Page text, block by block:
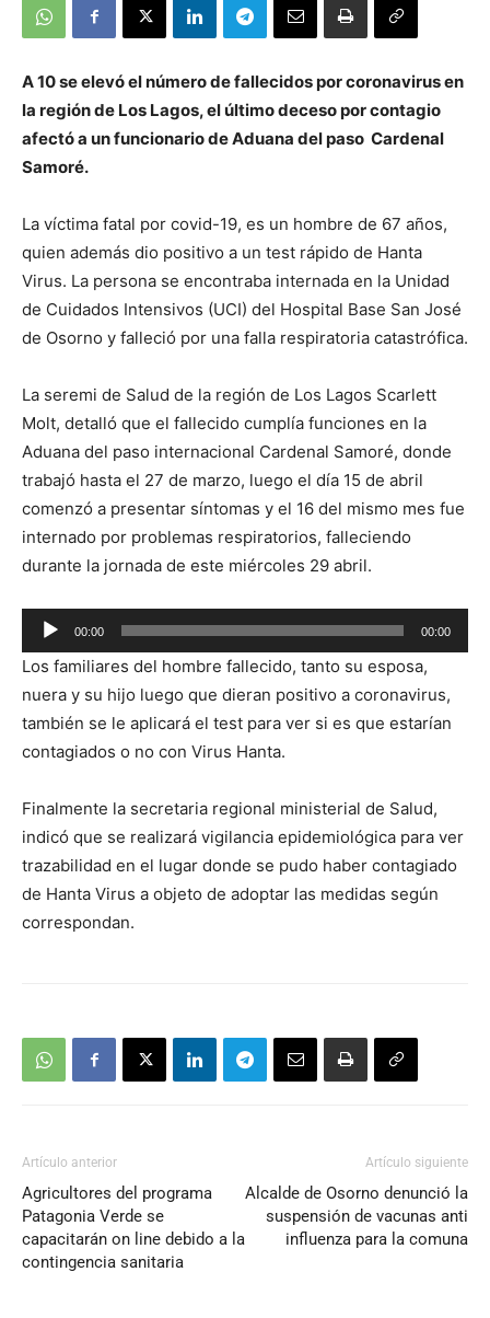
A 10 se elevó el número de fallecidos por coronavirus en
la región de Los Lagos, el último deceso por contagio
afectó a un funcionario de Aduana del paso Cardenal
Samoré.
La víctima fatal por covid-19, es un hombre de 67 años,
quien además dio positivo a un test rápido de Hanta
Virus. La persona se encontraba internada en la Unidad
de Cuidados Intensivos (UCI) del Hospital Base San José
de Osorno y falleció por una falla respiratoria catastrófica.
La seremi de Salud de la región de Los Lagos Scarlett
Molt, detalló que el fallecido cumplía funciones en la
Aduana del paso internacional Cardenal Samoré, donde
trabajó hasta el 27 de marzo, luego el día 15 de abril
comenzó a presentar síntomas y el 16 del mismo mes fue
internado por problemas respiratorios, falleciendo
durante la jornada de este miércoles 29 abril.
Reproductor
de
audio
00:00 00:00
Los familiares del hombre fallecido, tanto su esposa,
nuera y su hijo luego que dieran positivo a coronavirus,
también se le aplicará el test para ver si es que estarían
contagiados o no con Virus Hanta.
Finalmente la secretaria regional ministerial de Salud,
indicó que se realizará vigilancia epidemiológica para ver
trazabilidad en el lugar donde se pudo haber contagiado
de Hanta Virus a objeto de adoptar las medidas según
correspondan.
Artículo anterior
Agricultores del programa
Patagonia Verde se
capacitarán on line debido a la
contingencia sanitaria
Artículo siguiente
Alcalde de Osorno denunció la
suspensión de vacunas anti
influenza para la comuna